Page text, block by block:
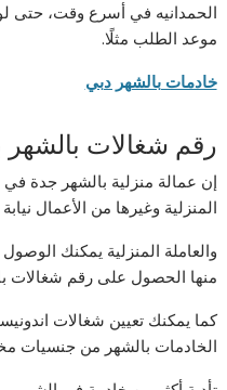
الحمدانيه في أسرع وقت، حتى
موعد الطلب مثلًا.
خادمات بالشهر دبي
رقم شغالات بالشهر
إن عمالة منزلية بالشهر جدة
المنزلية وغيرها من الأعمال
والعاملة المنزلية يمكنك
منها الحصول على رقم شغالات
كما يمكنك تعيين شغالات
الخادمات بالشهر من جنسيات